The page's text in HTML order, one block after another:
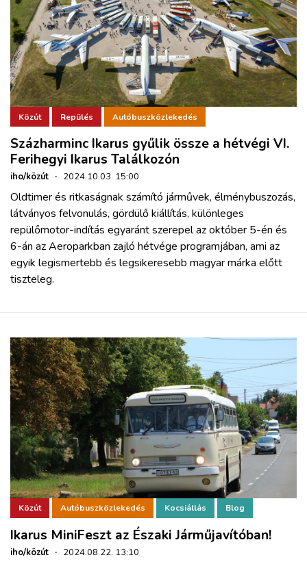
Közút Repülés Autóbuszközlekedés
Százharminc Ikarus gyűlik össze a hétvégi VI.
Ferihegyi Ikarus Találkozón
iho/közút · 2024.10.03. 15:00
Oldtimer és ritkaságnak számító járművek, élménybuszozás,
látványos felvonulás, gördülő kiállítás, különleges
repülőmotor-indítás egyaránt szerepel az október 5-én és
6-án az Aeroparkban zajló hétvége programjában, ami az
egyik legismertebb és legsikeresebb magyar márka előtt
tiszteleg.
Közút Autóbuszközlekedés Kocsiállás Blog
Ikarus MiniFeszt az Északi Járműjavítóban!
iho/közút · 2024.08.22. 13:10